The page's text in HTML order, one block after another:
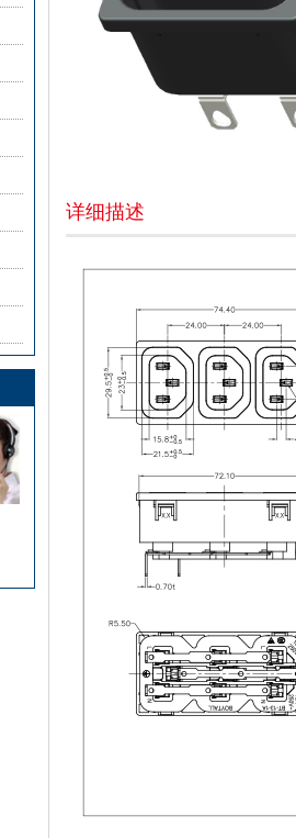
详细描述